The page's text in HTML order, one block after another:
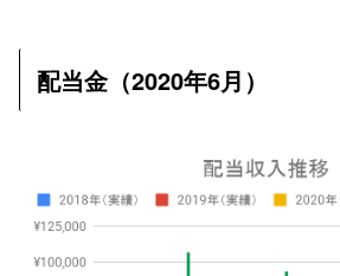
配当金（2020年6月）